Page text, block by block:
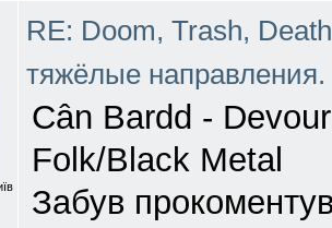
RE: Doom, Trash,
тяжёлые направления.
Cân Bardd -
Folk/Black Metal
Забув